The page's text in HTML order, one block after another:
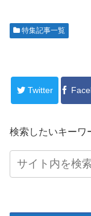
特集記事一覧
Twitter
検索したいキーワ